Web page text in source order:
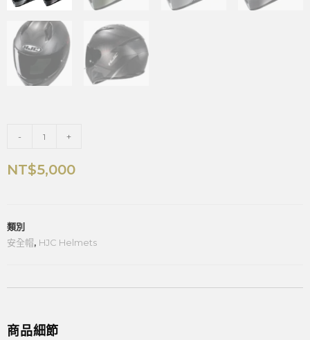
- +
NT$5,000
類別
安全帽, HJC Helmets
商品細節